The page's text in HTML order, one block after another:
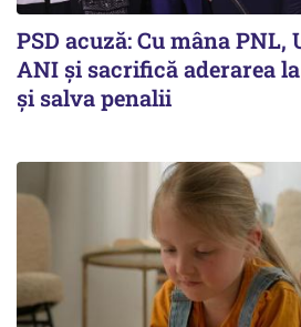
PSD acuză: Cu mâna PNL,
ANI și sacrifică aderarea
și salva penalii